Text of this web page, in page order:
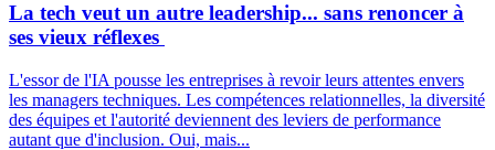
La tech veut un autre leadership... sans renoncer à
ses vieux réflexes
L'essor de l'IA pousse les entreprises à revoir leurs attentes envers
les managers techniques. Les compétences relationnelles, la diversité
des équipes et l'autorité deviennent des leviers de performance
autant que d'inclusion. Oui, mais...